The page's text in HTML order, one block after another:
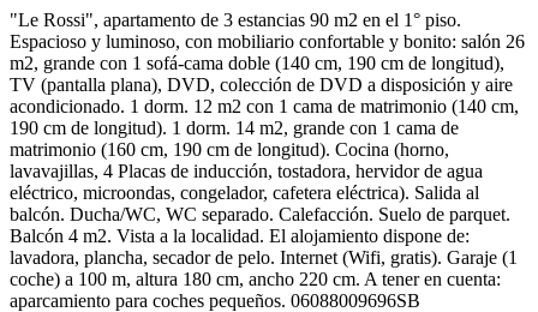
"Le Rossi", apartamento de 3 estancias 90 m2 en el 1° piso.
Espacioso y luminoso, con mobiliario confortable y bonito: salón 26
m2, grande con 1 sofá-cama doble (140 cm, 190 cm de longitud),
TV (pantalla plana), DVD, colección de DVD a disposición y aire
acondicionado. 1 dorm. 12 m2 con 1 cama de matrimonio (140 cm,
190 cm de longitud). 1 dorm. 14 m2, grande con 1 cama de
matrimonio (160 cm, 190 cm de longitud). Cocina (horno,
lavavajillas, 4 Placas de inducción, tostadora, hervidor de agua
eléctrico, microondas, congelador, cafetera eléctrica). Salida al
balcón. Ducha/WC, WC separado. Calefacción. Suelo de parquet.
Balcón 4 m2. Vista a la localidad. El alojamiento dispone de:
lavadora, plancha, secador de pelo. Internet (Wifi, gratis). Garaje (1
coche) a 100 m, altura 180 cm, ancho 220 cm. A tener en cuenta:
aparcamiento para coches pequeños. 06088009696SB